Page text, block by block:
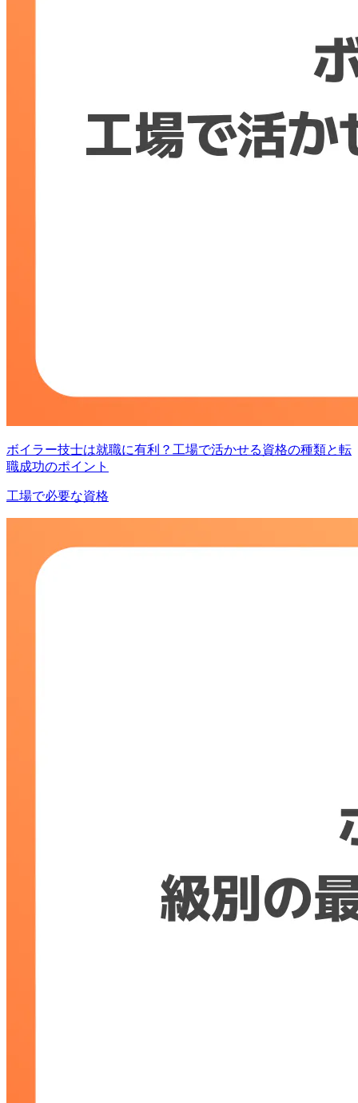
ボイラー技士は就職に有利？工場で活かせる資格の種類と転
職成功のポイント
工場で必要な資格